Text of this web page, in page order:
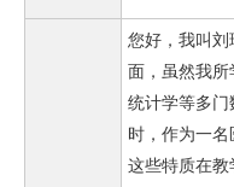
您好，我叫
面，虽然我
统计学等多
时，作为一
这些特质在